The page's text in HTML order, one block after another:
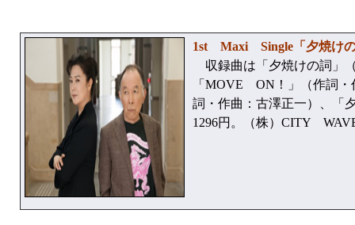
1st Maxi Single「夕焼け
収録曲は「夕焼けの詞」
「MOVE ON！」（作詞・
詞・作曲：古澤正一）、「
1296円。（株）CITY